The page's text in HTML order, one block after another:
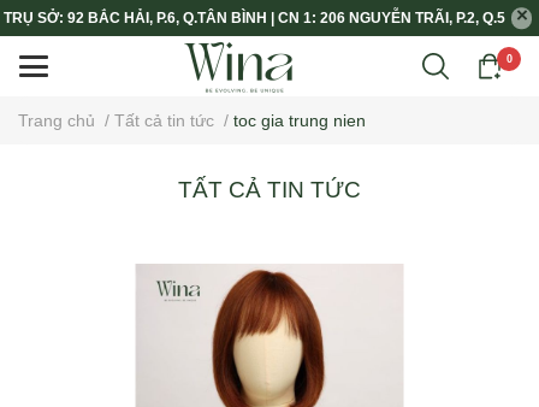
TRỤ SỞ: 92 BẮC HẢI, P.6, Q.TÂN BÌNH | CN 1: 206 NGUYỄN TRÃI, P.2, Q.5
0
Trang chủ / Tất cả tin tức / toc gia trung nien
TẤT CẢ TIN TỨC